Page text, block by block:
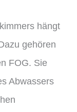
hängt
gehören
FOG. Sie
Abwassers